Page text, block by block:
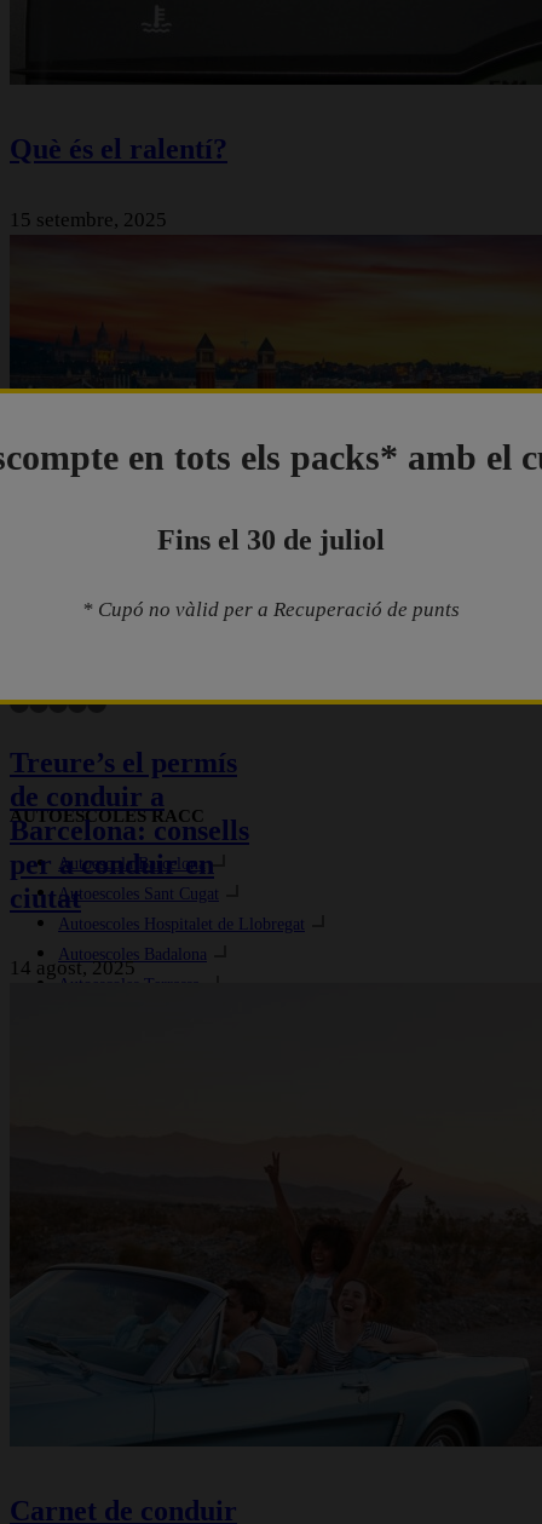
Què és el ralentí?
15 setembre, 2025
Treure’s el permís
de conduir a
Barcelona: consells
per a conduir en
ciutat
14 agost, 2025
Carnet de conduir
AUTOESCOLES RACC
Autoescola Barcelona
Autoescoles Sant Cugat
Autoescoles Hospitalet de Llobregat
Autoescoles Badalona
Autoescoles Terrassa
Autoescola Lleida
en tots els packs* amb el
Fins el 30 de juliol
* Cupó no vàlid per a Recuperació de punts